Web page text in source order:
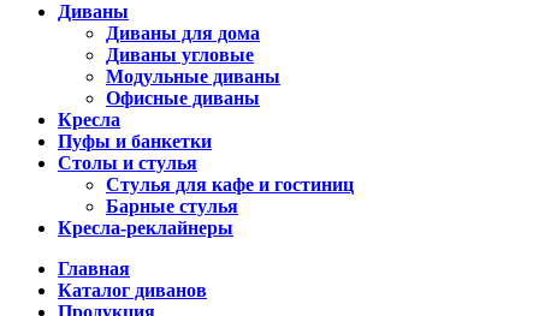
Диваны
Диваны для дома
Диваны угловые
Модульные диваны
Офисные диваны
Кресла
Пуфы и банкетки
Столы и стулья
Стулья для кафе и гостиниц
Барные стулья
Кресла-реклайнеры
Главная
Каталог диванов